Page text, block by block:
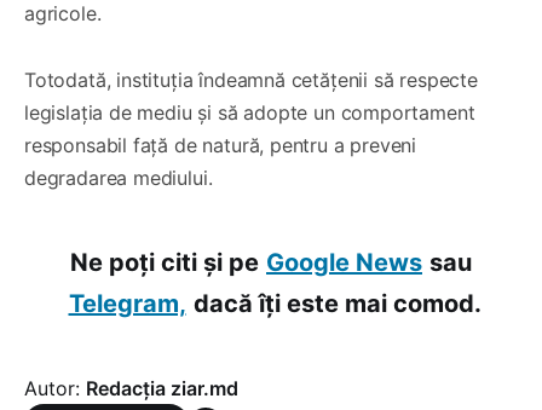
agricole.
Totodată, instituția îndeamnă cetățenii să respecte
legislația de mediu și să adopte un comportament
responsabil față de natură, pentru a preveni
degradarea mediului.
Ne poți citi și pe Google News sau
Telegram, dacă îți este mai comod.
Autor: Redacția ziar.md